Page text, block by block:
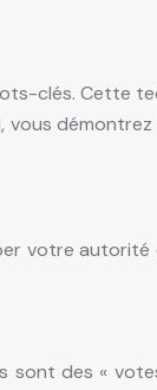
clés. Cette
vous
votre
sont des «